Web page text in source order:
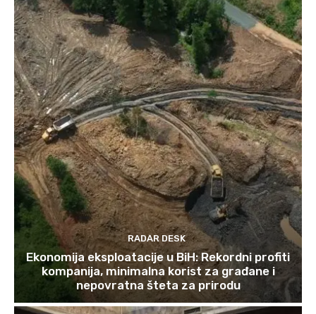
RADAR DESK
Ekonomija eksploatacije u BiH: Rekordni profiti
kompanija, minimalna korist za građane i
nepovratna šteta za prirodu